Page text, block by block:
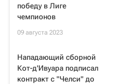
победу в Лиге
чемпионов
09 августа 2023
Нападающий сборной
Кот-д'Ивуара подписал
контракт с "Челси" до